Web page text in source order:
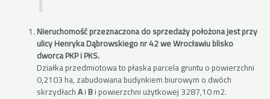
Nieruchomość przeznaczona do sprzedaży położona jest przy
ulicy Henryka Dąbrowskiego nr 42 we Wrocławiu blisko
dworca PKP i PKS.
Działka przedmiotowa to płaska parcela gruntu o powierzchni
0,2103 ha, zabudowana budynkiem biurowym o dwóch
skrzydłachAiBi powierzchni użytkowej 3287,10 m2.